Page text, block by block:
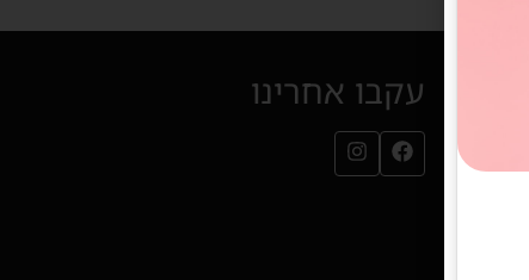
עקבו אחרינו
עמוד הפייסבוק שלנו (נפתח בחלון חדש)
עמוד האינסטגרם שלנו (נפתח בחלון